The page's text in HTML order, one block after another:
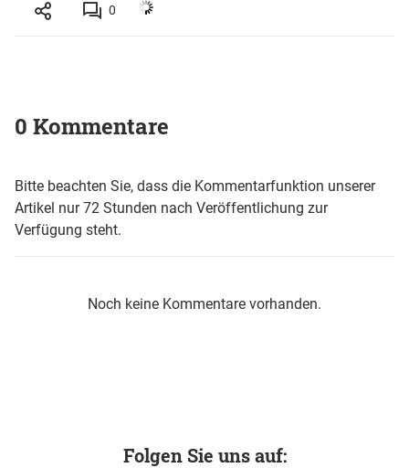
0
0 Kommentare
Bitte beachten Sie, dass die Kommentarfunktion unserer
Artikel nur 72 Stunden nach Veröffentlichung zur
Verfügung steht.
Noch keine Kommentare vorhanden.
Folgen Sie uns auf: